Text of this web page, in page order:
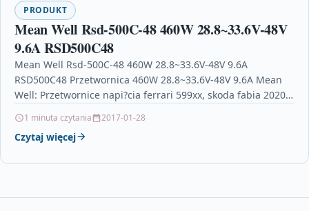
PRODUKT
Mean Well Rsd-500C-48 460W 28.8~33.6V-48V
9.6A RSD500C48
Mean Well Rsd-500C-48 460W 28.8~33.6V-48V 9.6A
RSD500C48 Przetwornica 460W 28.8~33.6V-48V 9.6A Mean
Well: Przetwornice napi?cia ferrari 599xx, skoda fabia 2020,
1 minuta czytania 2017-01-28
Czytaj więcej